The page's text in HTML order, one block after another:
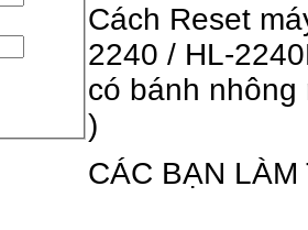
Cách Reset
2240 / HL-
có bánh
)
CÁC BẠN